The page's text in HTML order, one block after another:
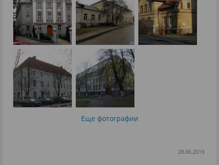
Еще фотографии
28.06.2019